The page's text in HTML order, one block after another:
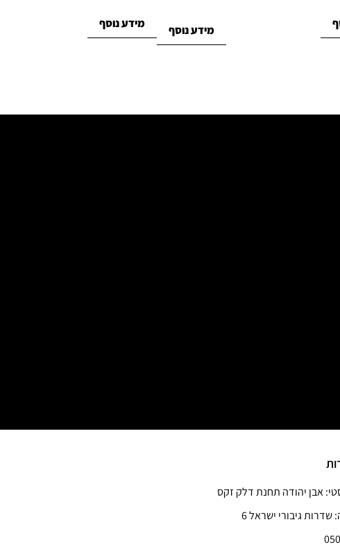
מידע נוסף מידע נוסף
אבן יהודה תחנת דלק זקס
שדרות גיבורי ישראל 6